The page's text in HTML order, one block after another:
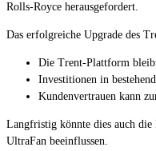
Rolls-Royce herausgefordert.
Das erfolgreiche Upgrade des
Die Trent-Plattform
Investitionen in
Kundenvertrauen kann
Langfristig könnte dies auch
UltraFan beeinflussen.